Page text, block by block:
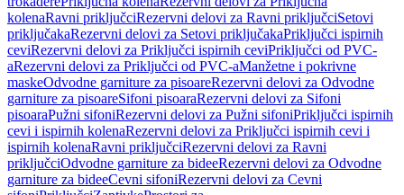
kolenaRavni priključciRezervni delovi za Ravni priključciSetovi
priključakaRezervni delovi za Setovi priključakaPriključci ispirnih
ceviRezervni delovi za Priključci ispirnih ceviPriključci od PVC-
aRezervni delovi za Priključci od PVC-aManžetne i pokrivne
maskeOdvodne garniture za pisoareRezervni delovi za Odvodne
garniture za pisoareSifoni pisoaraRezervni delovi za Sifoni
pisoaraPužni sifoniRezervni delovi za Pužni sifoniPriključci ispirnih
cevi i ispirnih kolenaRezervni delovi za Priključci ispirnih cevi i
ispirnih kolenaRavni priključciRezervni delovi za Ravni
priključciOdvodne garniture za bideeRezervni delovi za Odvodne
garniture za bideeCevni sifoniRezervni delovi za Cevni